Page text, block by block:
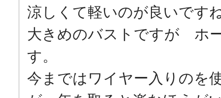
涼しくて軽いのが良いです
大きめのバストですが　ホ
す。
今まではワイヤー入りのを